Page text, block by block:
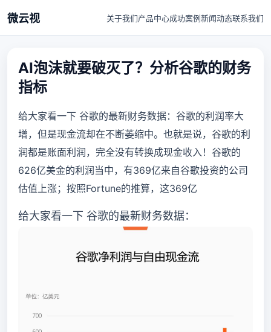
微云视 关于我们产品中心成功案例新闻动态联系我们
AI泡沫就要破灭了？分析谷歌的财务
指标
给大家看一下 谷歌的最新财务数据：谷歌的利润率大
增，但是现金流却在不断萎缩中。也就是说，谷歌的利
润都是账面利润，完全没有转换成现金收入！谷歌的
626亿美金的利润当中，有369亿来自谷歌投资的公司
估值上涨；按照Fortune的推算，这369亿
给大家看一下 谷歌的最新财务数据：